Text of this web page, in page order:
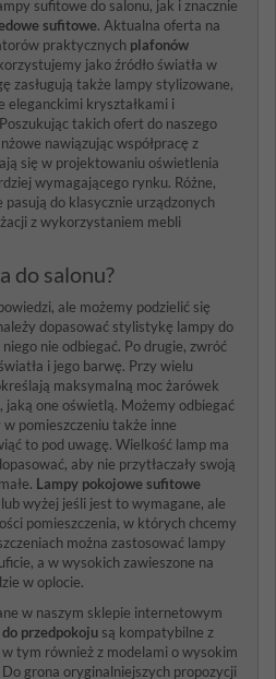
sufitowe do salonu, jak i znacznie
sufitowe. Aktualna oferta na
praktycznych plafonów
jako źródło światła w
zasługują także lampy stylizowane,
eleganckimi kryształkami i
takich ofert do naszego
nawiązując współpracę z
się w projektowaniu oświetlenia
wymagającego rynku. Różne,
do klasycznie urządzonych
z wykorzystaniem mebli
do salonu?
ale możemy podzielić się
dopasować stylistykę lampy do
nie odbiegać. Po drugie, zwróć
i jego barwę. Przy wielu
maksymalną moc żarówek
jaką one oświetlą. Możemy odbiegać
pomieszczeniu także inne
to pod uwagę. Wielkość lamp ma
aby nie przytłaczały swoją
Lampy pokojowe sufitowe
wyżej jeśli jest to wymagane, ale
pomieszczenia, w których chcemy
można zastosować lampy
a w wysokich zawieszone na
w oplocie.
w naszym sklepie internetowym
przedpokoju są kompatybilne z
tym również z modelami o wysokim
grona oryginalniejszych propozycji